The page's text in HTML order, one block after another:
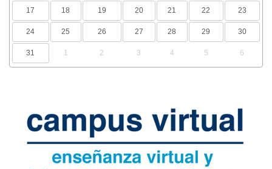
17 18 19 20 21 22 23
24 25 26 27 28 29 30
31 1 2 3 4 5 6